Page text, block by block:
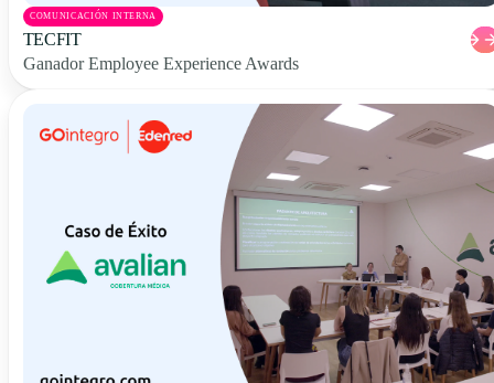
COMUNICACIÓN INTERNA
TECFIT
Ganador Employee Experience Awards